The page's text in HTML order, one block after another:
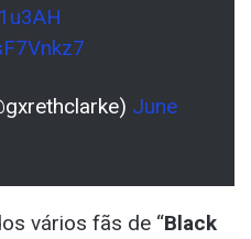
June
vários fãs de “Black